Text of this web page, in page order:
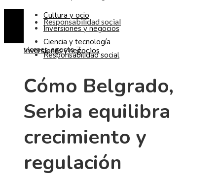
Responsabilidad social
viernes, agosto 7
Cultura y ocio
Inversiones y negocios
Ciencia y tecnología
Responsabilidad social
Inversiones y negocios
Cómo Belgrado,
Serbia equilibra
crecimiento y
regulación